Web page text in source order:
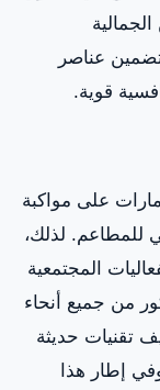
عناصر
قوية.
على مواكبة
للمطاعم. لذلك،
المجتمعية
من جميع أنحاء
تقنيات حديثة
إطار هذا